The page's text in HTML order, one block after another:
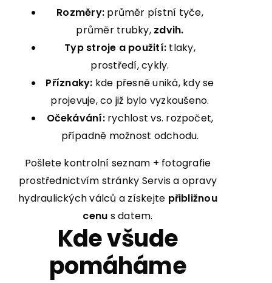
Rozměry: průměr pístní tyče,
průměr trubky, zdvih.
Typ stroje a použití: tlaky,
prostředí, cykly.
Příznaky: kde přesně uniká, kdy se
projevuje, co již bylo vyzkoušeno.
Očekávání:rychlost vs. rozpočet,
případně možnost odchodu.
Pošlete kontrolní seznam + fotografie
prostřednictvím stránky Servis a opravy
hydraulických válců a získejte přibližnou
cenu s datem.
Kde všude
pomáháme